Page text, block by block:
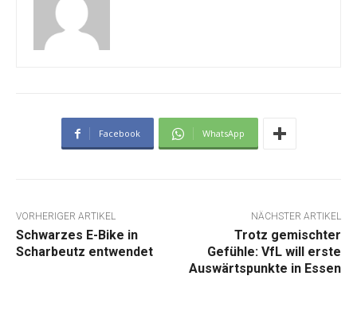
Facebook WhatsApp
VORHERIGER ARTIKEL
Schwarzes E-Bike in
Scharbeutz entwendet
NÄCHSTER ARTIKEL
Trotz gemischter
Gefühle: VfL will erste
Auswärtspunkte in Essen